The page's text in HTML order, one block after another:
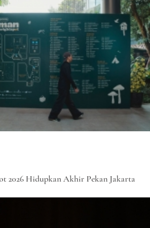
2026 Hidupkan Akhir Pekan Jakarta